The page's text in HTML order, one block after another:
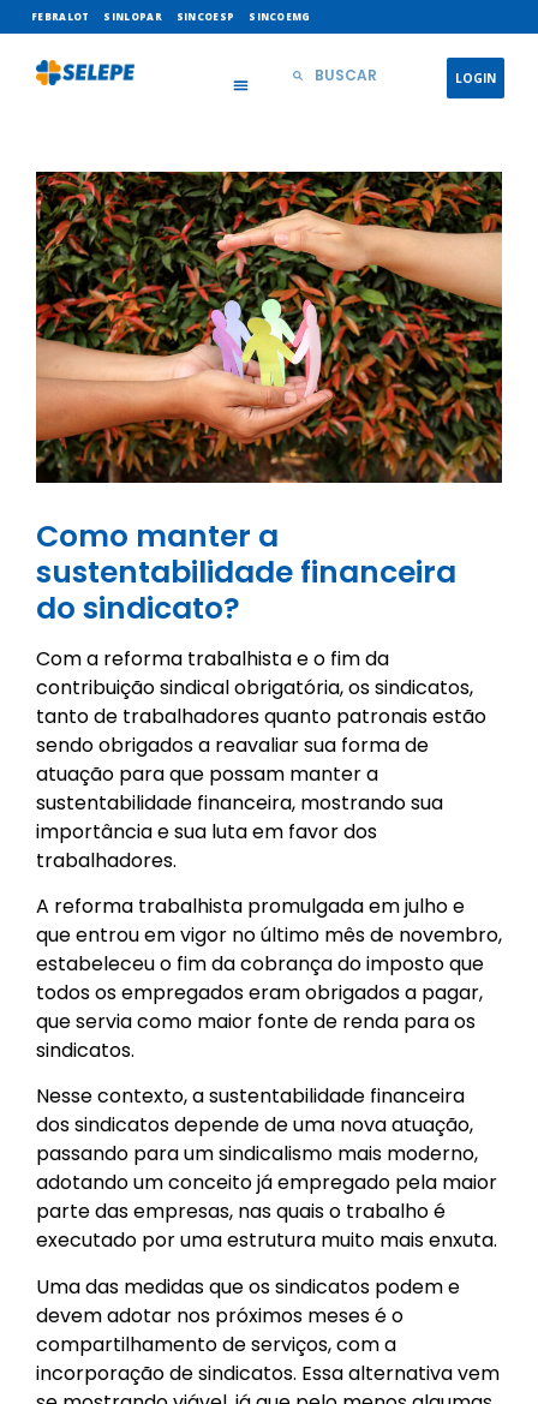
FEBRALOT SINLOPAR SINCOESP SINCOEMG
LOGIN
Como manter a
sustentabilidade financeira
do sindicato?
Com a reforma trabalhista e o fim da
contribuição sindical obrigatória, os sindicatos,
tanto de trabalhadores quanto patronais estão
sendo obrigados a reavaliar sua forma de
atuação para que possam manter a
sustentabilidade financeira, mostrando sua
importância e sua luta em favor dos
trabalhadores.
A reforma trabalhista promulgada em julho e
que entrou em vigor no último mês de novembro,
estabeleceu o fim da cobrança do imposto que
todos os empregados eram obrigados a pagar,
que servia como maior fonte de renda para os
sindicatos.
Nesse contexto, a sustentabilidade financeira
dos sindicatos depende de uma nova atuação,
passando para um sindicalismo mais moderno,
adotando um conceito já empregado pela maior
parte das empresas, nas quais o trabalho é
executado por uma estrutura muito mais enxuta.
Uma das medidas que os sindicatos podem e
devem adotar nos próximos meses é o
compartilhamento de serviços, com a
incorporação de sindicatos. Essa alternativa vem